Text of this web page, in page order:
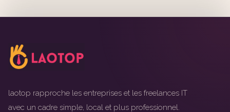
laotop rapproche les entreprises et les freelances IT
avec un cadre simple, local et plus professionnel.